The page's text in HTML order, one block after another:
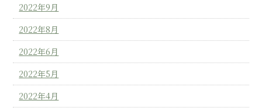
2022年9月
2022年8月
2022年6月
2022年5月
2022年4月